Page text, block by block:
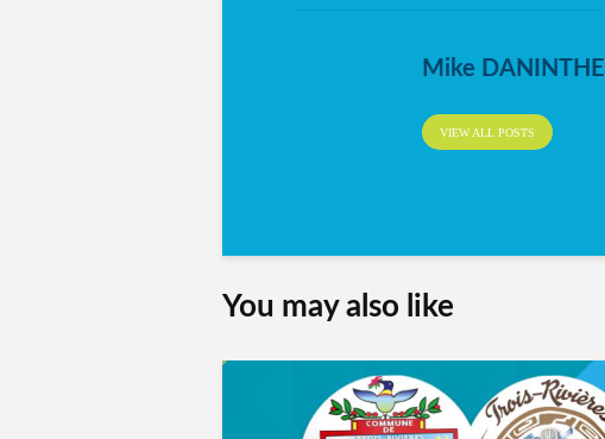
Mike DANINTHE
VIEW ALL POSTS
You may also like